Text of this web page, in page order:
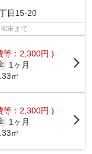
目15-20
末まで
等：2,300円 )
1ヶ月
㎡
等：2,300円 )
1ヶ月
㎡